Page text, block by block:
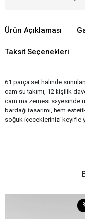
Ürün Açıklaması
Taksit Seçenekleri
61 parça set halinde
cam su takımı, 12 kişilik
cam malzemesi sayesinde
bardağı tasarımı, hem
soğuk içeceklerinizi keyifle